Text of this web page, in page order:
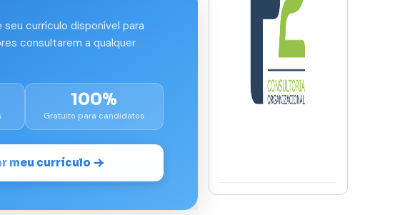
seu currículo disponível para
consultarem a qualquer
100%
Gratuito para candidatos
meu currículo